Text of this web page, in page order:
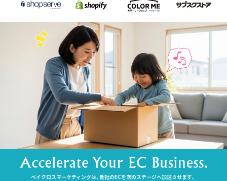
ベイクロスマーケティングは、貴社のECを次のステージへ加速させます。